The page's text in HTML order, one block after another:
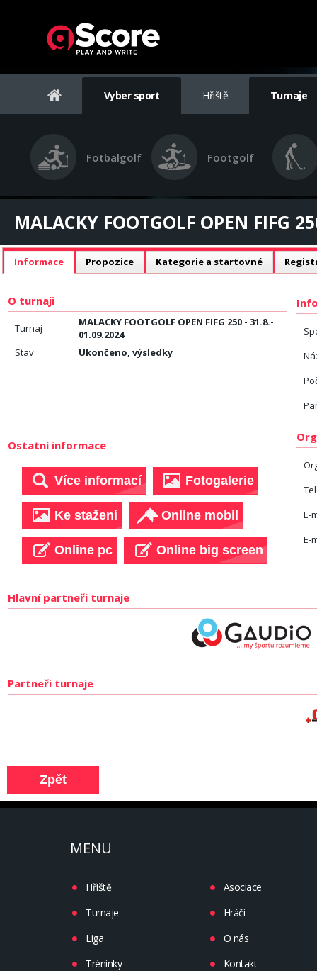
Vyber sport Hřiště Turnaje
Fotbalgolf Footgolf
MALACKY FOOTGOLF OPEN FIFG
Informace Propozice Kategorie a startovné
O turnaji
Turnaj
MALACKY FOOTGOLF OPEN FIFG 250 - 31.8.-
01.09.2024
Stav
Ukončeno, výsledky
Ostatní informace
E-
E-
Hlavní partneři turnaje
Partneři turnaje
MENU
Hřiště
Turnaje
Liga
Tréninky
Asociace
Hráči
O nás
Kontakt